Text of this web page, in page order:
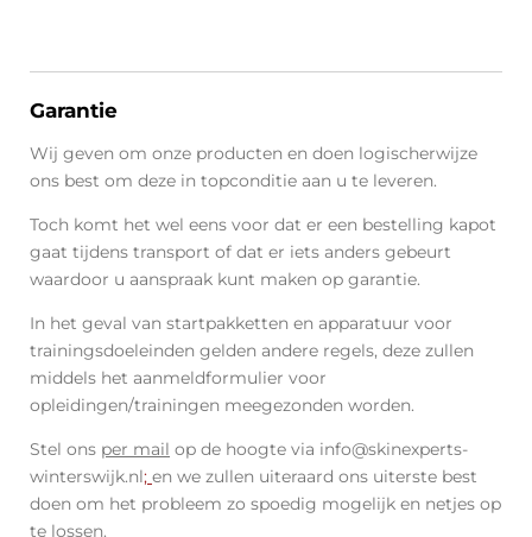
Garantie
Wij geven om onze producten en doen logischerwijze
ons best om deze in topconditie aan u te leveren.
Toch komt het wel eens voor dat er een bestelling kapot
gaat tijdens transport of dat er iets anders gebeurt
waardoor u aanspraak kunt maken op garantie.
In het geval van startpakketten en apparatuur voor
trainingsdoeleinden gelden andere regels, deze zullen
middels het aanmeldformulier voor
opleidingen/trainingen meegezonden worden.
Stel ons per mail op de hoogte via info@skinexperts-
winterswijk.nl; en we zullen uiteraard ons uiterste best
doen om het probleem zo spoedig mogelijk en netjes op
te lossen.